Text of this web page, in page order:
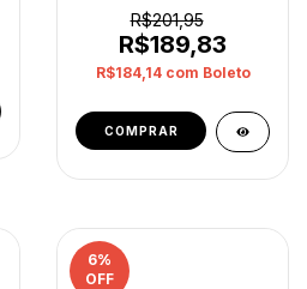
Vermelho
R$201,95
R$189,83
R$184,14 com Boleto
6%
OFF